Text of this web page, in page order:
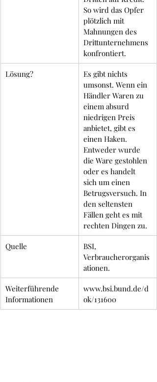
So wird das Opfer
plötzlich mit
Mahnungen des
Drittunternehmens
konfrontiert.
Lösung?
Es gibt nichts
umsonst. Wenn ein
Händler Waren zu
einem absurd
niedrigen Preis
anbietet, gibt es
einen Haken.
Entweder wurde
die Ware gestohlen
oder es handelt
sich um einen
Betrugsversuch. In
den seltensten
Fällen geht es mit
rechten Dingen zu.
Quelle
BSI,
Verbraucherorganis
ationen.
Weiterführende
Informationen
www.bsi.bund.de/d
ok/131600